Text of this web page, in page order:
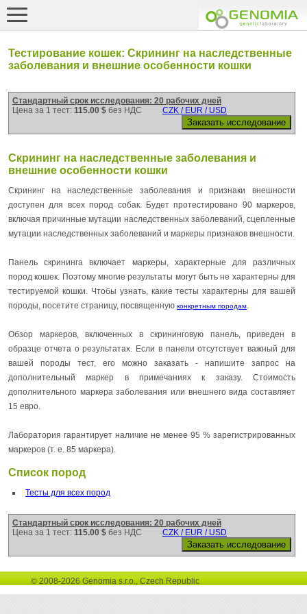
Тестирование кошек: Скрининг на наследственные
заболевания и внешние особенности кошки
Стандартный срок исследования: 20 рабочих дней
Цена за 1 тест: 115.00 $ без НДС CZK / EUR / USD
Скрининг на наследственные заболевания и
внешние особенности кошки
Скрининг на наследственные заболевания и признаки внешности
доступен для всех пород собак. Будет протестировано 90 маркеров,
включая причинные мутации наследственных заболеваний, сцепленные
мутации наследственных заболеваний и маркеры признаков внешности.
Панель скрининга включает маркеры, характерные для различных
пород кошек. Поэтому многие результаты могут быть не характерны для
тестируемой кошки. Чтобы узнать, какие тесты характерны для вашей
породы, посетите страницу, посвященную конкретным породам.
Обзор маркеров, включенных в скрининговую панель, приведен в
образце отчета о результатах. Если в панели отсутствует важный для
вашей породы тест, его можно заказать - напишите запрос на
дополнительный маркер в примечаниях к заказу. Стоимость
дополнительного маркера заболевания или внешнего вида составляет
15 евро.
Лаборатория гарантирует наличие не менее 95 % зарегистрированных
маркеров (т. е. 85 маркера).
Список пород
Тесты для всех пород
Стандартный срок исследования: 20 рабочих дней
Цена за 1 тест: 115.00 $ без НДС CZK / EUR / USD
© 2008-2026 Genomia s.r.o., Czech Republic